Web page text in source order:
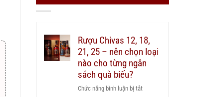
Rượu Chivas 12, 18,
21, 25 – nên chọn loại
nào cho từng ngân
sách quà biếu?
Chức năng bình luận bị tắtở